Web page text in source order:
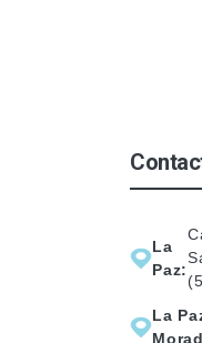
La
Paz:
La